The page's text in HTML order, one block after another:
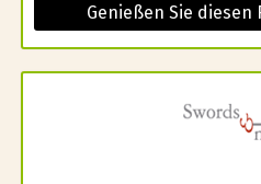
Genießen Sie